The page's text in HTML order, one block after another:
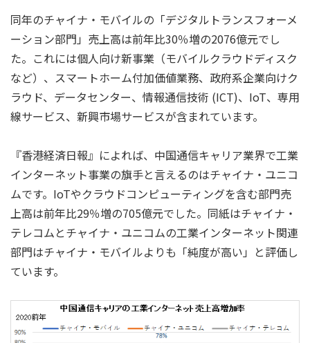
同年のチャイナ・モバイルの「デジタルトランスフォーメ
ーション部門」売上高は前年比30％増の2076億元でし
た。これには個人向け新事業（モバイルクラウドディスク
など）、スマートホーム付加価値業務、政府系企業向けク
ラウド、データセンター、情報通信技術 (ICT)、IoT、専用
線サービス、新興市場サービスが含まれています。
『香港経済日報』によれば、中国通信キャリア業界で工業
インターネット事業の旗手と言えるのはチャイナ・ユニコ
ムです。IoTやクラウドコンピューティングを含む部門売
上高は前年比29％増の705億元でした。同紙はチャイナ・
テレコムとチャイナ・ユニコムの工業インターネット関連
部門はチャイナ・モバイルよりも「純度が高い」と評価し
ています。